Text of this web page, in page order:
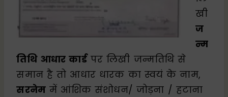
खी
ज
न्म
तिथि आधार कार्डपर लिखी जन्मतिथि से
समान है तो आधार धारक का स्वयं के नाम,
सरनेम में आंशिक संशोधन/ जोड़ना / हटाना